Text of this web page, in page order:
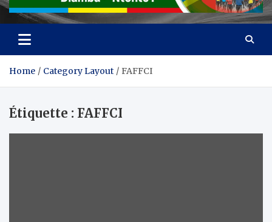
Home Category Layout FAFFCI
Étiquette : FAFFCI